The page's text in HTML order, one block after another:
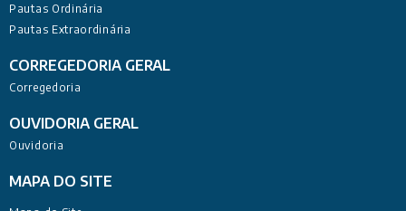
Pautas Ordinária
Pautas Extraordinária
CORREGEDORIA GERAL
Corregedoria
OUVIDORIA GERAL
Ouvidoria
MAPA DO SITE